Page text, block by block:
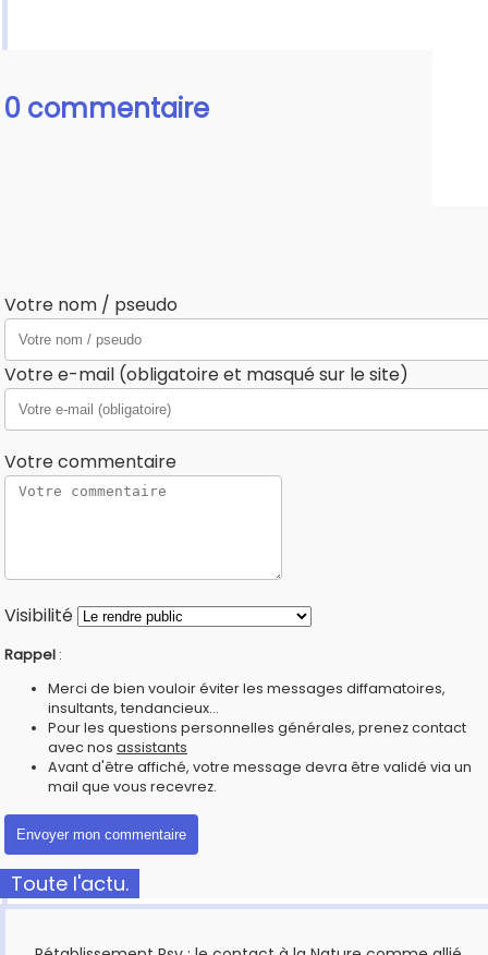
0 commentaire
Votre nom / pseudo
Votre e-mail (obligatoire et masqué sur le site)
Votre commentaire
Visibilité
Rappel :
Merci de bien vouloir éviter les messages diffamatoires,
insultants, tendancieux...
Pour les questions personnelles générales, prenez contact
avec nos assistants
Avant d'être affiché, votre message devra être validé via un
mail que vous recevrez.
Toute l'actu.